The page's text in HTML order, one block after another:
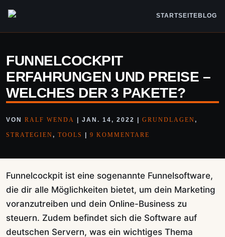
STARTSEITE BLOG
FUNNELCOCKPIT
ERFAHRUNGEN UND PREISE –
WELCHES DER 3 PAKETE?
VON RALF WENDA JAN. 14, 2022 GRUNDLAGEN,
STRATEGIEN, TOOLS 9 KOMMENTARE
Funnelcockpit ist eine sogenannte Funnelsoftware,
die dir alle Möglichkeiten bietet, um dein Marketing
voranzutreiben und dein Online-Business zu
steuern. Zudem befindet sich die Software auf
deutschen Servern, was ein wichtiges Thema